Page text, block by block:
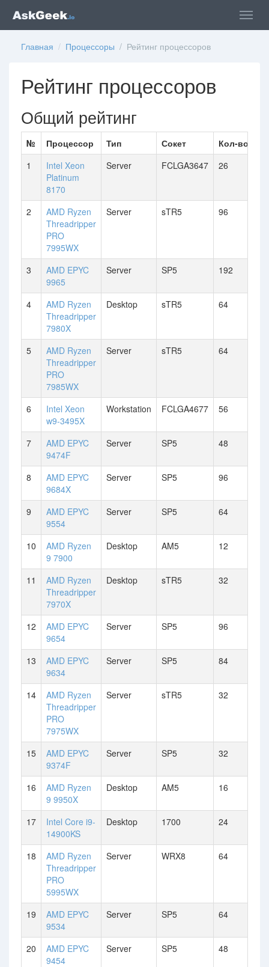
Главная / Процессоры / Рейтинг процессоров
Рейтинг процессоров
Общий рейтинг
№ Процессор Тип Сокет
Кол-во
1
Intel Xeon
Platinum
8170
Server FCLGA3647 26
2
AMD Ryzen
Threadripper
PRO
7995WX
Server sTR5 96
3
AMD EPYC
9965
Server SP5 192
4
AMD Ryzen
Threadripper
7980X
Desktop sTR5 64
5
AMD Ryzen
Threadripper
PRO
7985WX
Server sTR5 64
6
Intel Xeon
w9-3495X
Workstation FCLGA4677 56
7
AMD EPYC
9474F
Server SP5 48
8
AMD EPYC
9684X
Server SP5 96
9
AMD EPYC
9554
Server SP5 64
10
AMD Ryzen
9 7900
Desktop AM5 12
11
AMD Ryzen
Threadripper
7970X
Desktop sTR5 32
12
AMD EPYC
9654
Server SP5 96
13
AMD EPYC
9634
Server SP5 84
14
AMD Ryzen
Threadripper
PRO
7975WX
Server sTR5 32
15
AMD EPYC
9374F
Server SP5 32
16
AMD Ryzen
9 9950X
Desktop AM5 16
17
Intel Core i9-
14900KS
Desktop 1700 24
18
AMD Ryzen
Threadripper
PRO
5995WX
Server WRX8 64
19
AMD EPYC
9534
Server SP5 64
20
AMD EPYC
9454
Server SP5 48